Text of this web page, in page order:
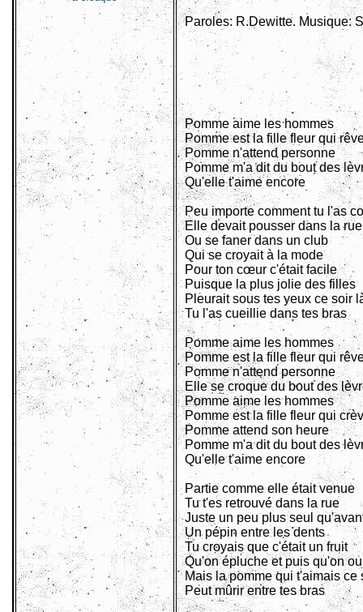
Paroles: R.Dewitte. Musique:
Pomme aime les hommes
Pomme est la fille fleur qui
Pomme n'attend personne
Pomme m'a dit du bout des
Qu'elle t'aime encore
Peu importe comment tu l'as
Elle devait pousser dans la rue
Ou se faner dans un club
Qui se croyait à la mode
Pour ton cœur c'était facile
Puisque la plus jolie des filles
Pleurait sous tes yeux ce soir
Tu l'as cueillie dans tes bras
Pomme aime les hommes
Pomme est la fille fleur qui
Pomme n'attend personne
Elle se croque du bout des
Pomme aime les hommes
Pomme est la fille fleur qui
Pomme attend son heure
Pomme m'a dit du bout des
Qu'elle t'aime encore
Partie comme elle était venue
Tu t'es retrouvé dans la rue
Juste un peu plus seul
Un pépin entre les dents
Tu croyais que c'était un fruit
Qu'on épluche et puis qu'on
Mais la pomme qui t'aimais ce
Peut mûrir entre tes bras